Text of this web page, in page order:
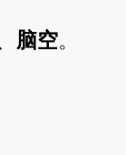
脑空。